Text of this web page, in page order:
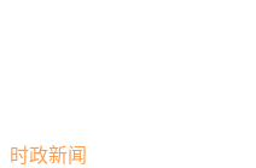
时政新闻